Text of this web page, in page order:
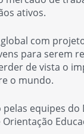
ativos.
com
para serem
de vista o
o mundo.
equipes